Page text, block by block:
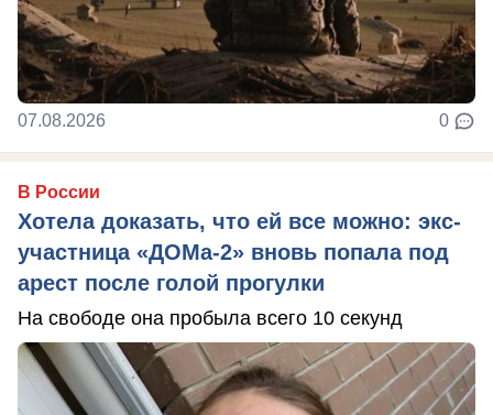
07.08.2026 0
В России
Хотела доказать, что ей все можно: экс-
участница «ДОМа-2» вновь попала под
арест после голой прогулки
На свободе она пробыла всего 10 секунд